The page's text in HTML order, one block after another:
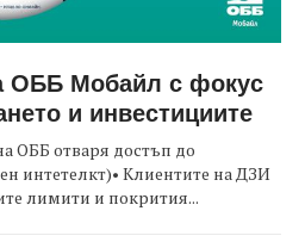
ОББ Мобайл с фокус
и инвестициите
ОББ отваря достъп до
интетелкт)• Клиентите на ДЗИ
лимити и покрития...